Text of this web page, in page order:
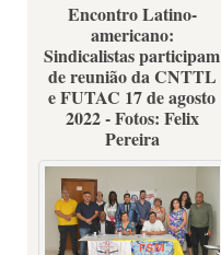
Encontro Latino-
americano:
Sindicalistas participam
de reunião da CNTTL
e FUTAC 17 de agosto
2022 - Fotos: Felix
Pereira